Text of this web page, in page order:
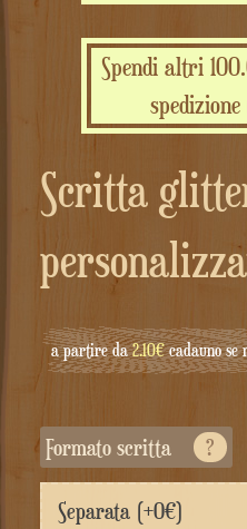
Spendi altri
Scritta glitter
a partire da2.10€cadauno se
Formato scritta ?